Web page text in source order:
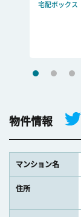
宅配ボックス
物件情報
マンション名
住所